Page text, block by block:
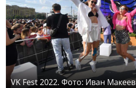
VK Fest 2022. Фото: Иван Макеев